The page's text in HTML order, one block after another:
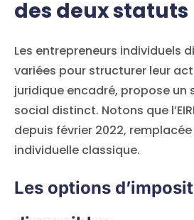
des deux statuts
Les entrepreneurs individuels
variées pour structurer leur
juridique encadré, propose un
social distinct. Notons que
depuis février 2022,
individuelle classique.
Les options